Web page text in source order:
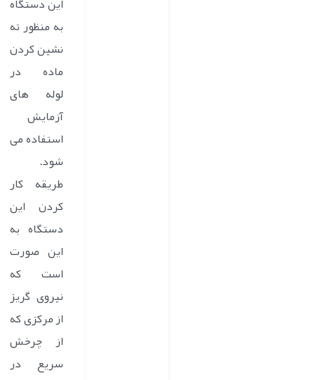
این دستگاه
به منظور ته
نشین کردن
ماده در
لوله های
آزمایش
استفاده می
شود.
طریقه کار
کردن این
دستگاه به
این صورت
است که
نیروی گریز
از مرکزی که
از چرخش
سریع در